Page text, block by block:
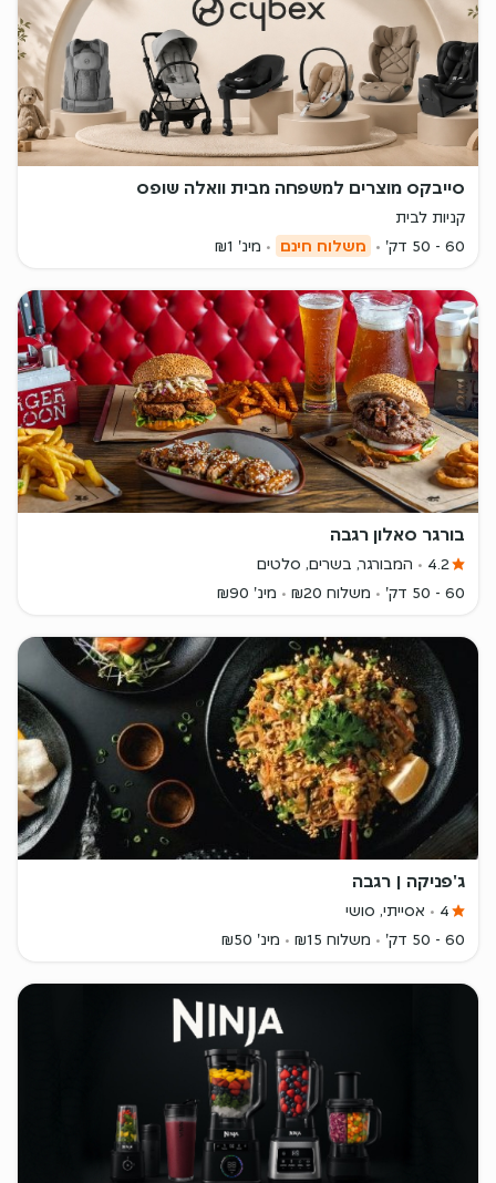
סייבקס מוצרים למשפחה מבית וואלה שופס
קניות לבית
60 - 50 דק'
משלוח חינם מינ' ₪1
בורגר סאלון רגבה
4.2
המבורגר, בשרים, סלטים
60 - 50 דק'
משלוח ₪20 מינ' ₪90
ג'פניקה | רגבה
4
אסייתי, סושי
60 - 50 דק'
משלוח ₪15 מינ' ₪50